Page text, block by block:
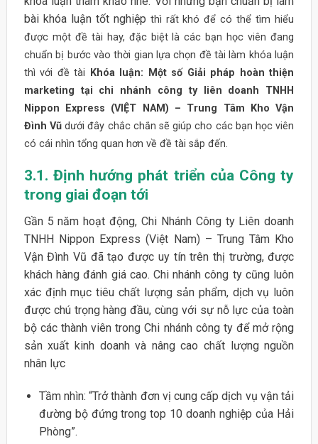
bài khóa luận tốt nghiệp thì rất khó để có thể tìm hiểu
được một đề tài hay, đặc biệt là các bạn học viên đang
chuẩn bị bước vào thời gian lựa chọn đề tài làm khóa luận
thì với đề tài
Khóa luận: Một số Giải pháp hoàn thiện
marketing tại chi nhánh công ty liên doanh TNHH
Nippon Express (VIỆT NAM) – Trung Tâm Kho Vận
Đình Vũdưới đây chắc chắn sẽ giúp cho các bạn học viên
có cái nhìn tổng quan hơn về đề tài sắp đến.
3.1. Định hướng phát triển của Công ty
trong giai đoạn tới
Gần 5 năm hoạt động, Chi Nhánh Công ty Liên doanh
TNHH Nippon Express (Việt Nam) – Trung Tâm Kho
Vận Đình Vũ đã tạo được uy tín trên thị trường, được
khách hàng đánh giá cao. Chi nhánh công ty cũng luôn
xác định mục tiêu chất lượng sản phẩm, dịch vụ luôn
được chú trọng hàng đầu, cùng với sự nỗ lực của toàn
bộ các thành viên trong Chi nhánh công ty để mở rộng
sản xuất kinh doanh và nâng cao chất lượng nguồn
nhân lực
Tầm nhìn: “Trở thành đơn vị cung cấp dịch vụ vận tải
đường bộ đứng trong top 10 doanh nghiệp của Hải
Phòng”.